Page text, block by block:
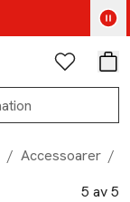
Favoriter
/ Accessoarer /
5 av 5